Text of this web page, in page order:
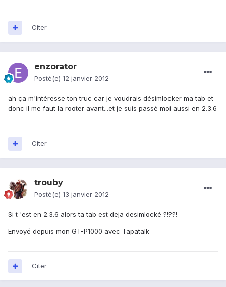
Citer
enzorator
Posté(e) 12 janvier 2012
ah ça m'intéresse ton truc car je voudrais désimlocker ma tab et
donc il me faut la rooter avant...et je suis passé moi aussi en 2.3.6
Citer
trouby
Posté(e) 13 janvier 2012
Si t 'est en 2.3.6 alors ta tab est deja desimlocké ?!??!
Envoyé depuis mon GT-P1000 avec Tapatalk
Citer